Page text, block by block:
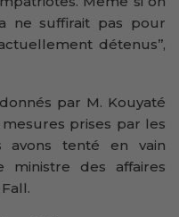
ne suffirait pas pour
détenus’’,
par M. Kouyaté
prises par les
avons tenté en vain
ministre des affaires